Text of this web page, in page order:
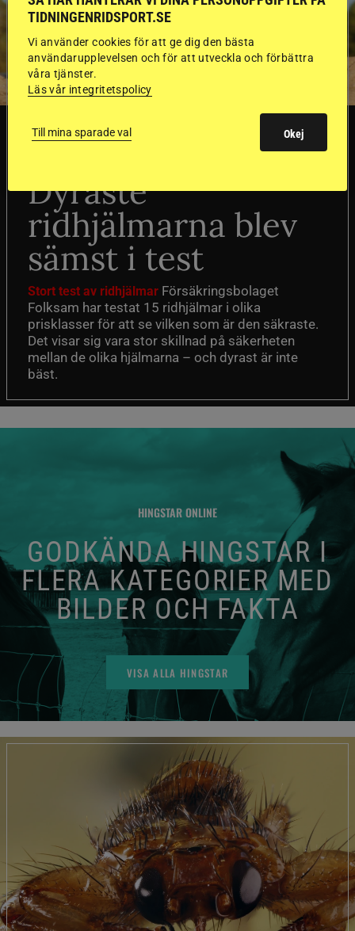
SVERIGE
Dyraste
ridhjälmarna blev
sämst i test
Stort test av ridhjälmar Försäkringsbolaget
Folksam har testat 15 ridhjälmar i olika
prisklasser för att se vilken som är den säkraste.
Det visar sig vara stor skillnad på säkerheten
mellan de olika hjälmarna – och dyrast är inte
bäst.
HINGSTAR ONLINE
GODKÄNDA HINGSTAR I
FLERA KATEGORIER MED
BILDER OCH FAKTA
VISA ALLA HINGSTAR
TIDNINGENRIDSPORT.SE
Vi använder cookies för att ge dig den bästa
användarupplevelsen och för att utveckla och förbättra
våra tjänster.
Läs vår integritetspolicy
Till mina sparade val Okej